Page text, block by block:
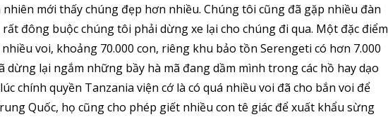
mới thấy chúng đẹp hơn nhiều. Chúng tôi cũng đã gặp nhiều đàn
đông buộc chúng tôi phải dừng xe lại cho chúng đi qua. Một đặc điểm
voi, khoảng 70.000 con, riêng khu bảo tồn Serengeti có hơn 7.000
dừng lại ngắm những bầy hà mã đang dầm mình trong các hồ hay dạo
chính quyền Tanzania viện cớ là có quá nhiều voi đã cho bắn voi để
Quốc, họ cũng cho phép giết nhiều con tê giác để xuất khẩu sừng